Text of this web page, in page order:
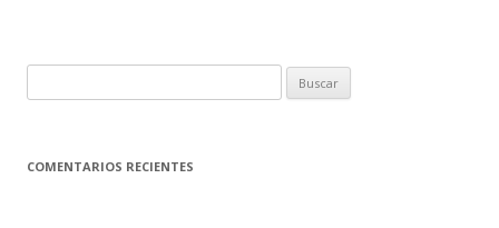
r
u
c
COMENTARIOS RECIENTES